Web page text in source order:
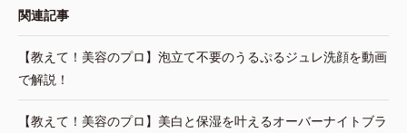
関連記事
【教えて！美容のプロ】泡立て不要のうるぷるジュレ洗顔を動画
で解説！
【教えて！美容のプロ】美白と保湿を叶えるオーバーナイトブラ